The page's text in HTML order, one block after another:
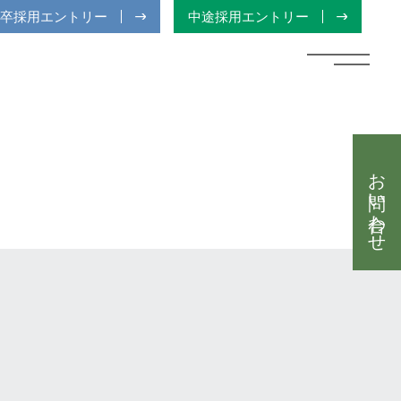
採用エントリー 中途採用エントリー
お問い合わせ